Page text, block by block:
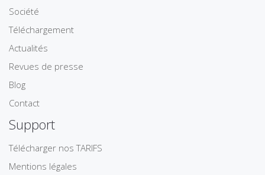
Société
Téléchargement
Actualités
Revues de presse
Blog
Contact
Support
Télécharger nos TARIFS
Mentions légales